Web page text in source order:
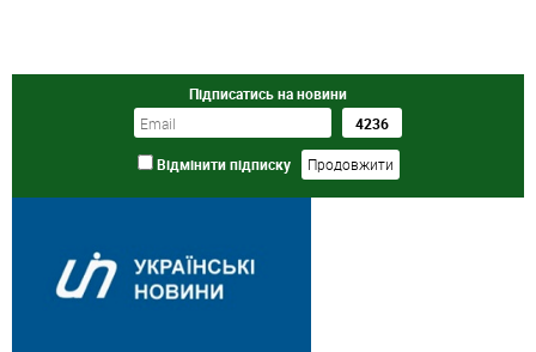
Підписатись на новини
Відмінити підписку